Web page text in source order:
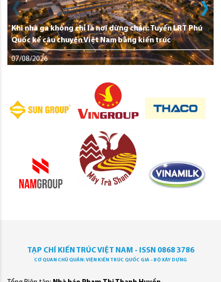
Khi nhà ga không chỉ là nơi dừng chân: Tuyến LRT Phú
Quốc kể câu chuyện Việt Nam bằng kiến trúc
07/08/2026
TẠP CHÍ KIẾN TRÚC VIỆT NAM - ISSN 0868 3786
CƠ QUAN CHỦ QUẢN: VIỆN KIẾN TRÚC QUỐC GIA - BỘ XÂY DỰNG